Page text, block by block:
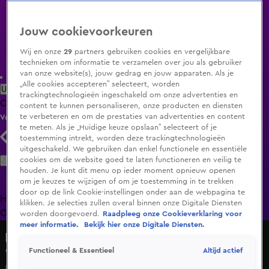
Uitzending Gemist Populaire programma's Zenders Genres
ClipsFilmsRadioSmart TV inlogShop
Volg KIJK
Zoeken
HomeUitzending Gemist Programma's De Bondgenoten
OranjezomerLivestreamsShop
'Ronald de Boer heeft Qatar in zijn hart gesloten;
Jouw cookievoorkeuren
Wij en onze29 partners gebruiken cookies en vergelijkbare
technieken om informatie te verzamelen over jou als gebruiker
van onze website(s), jouw gedrag en jouw apparaten. Als je
„Alle cookies accepteren” selecteert, worden
trackingtechnologieën ingeschakeld om onze advertenties en
content te kunnen personaliseren, onze producten en diensten
te verbeteren en om de prestaties van advertenties en content
te meten. Als je „Huidige keuze opslaan” selecteert of je
toestemming intrekt, worden deze trackingtechnologieën
uitgeschakeld. We gebruiken dan enkel functionele en essentiële
cookies om de website goed te laten functioneren en veilig te
houden. Je kunt dit menu op ieder moment opnieuw openen
om je keuzes te wijzigen of om je toestemming in te trekken
door op de link Cookie-instellingen onder aan de webpagina te
klikken. Je selecties zullen overal binnen onze Digitale Diensten
worden doorgevoerd.
Raadpleeg onze Cookieverklaring voor
meer informatie.
Bekijk hier onze Digitale Diensten.
Functioneel & Essentieel Altijd actief